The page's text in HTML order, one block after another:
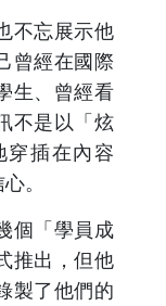
不忘展示他
曾經在國際
生、曾經看
不是以「炫
穿插在內容
。
個「學員成
推出，但他
製了他們的